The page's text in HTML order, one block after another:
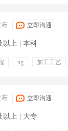
布 立即沟通
以上 | 本科
ug 加工工艺
布 立即沟通
以上 | 大专